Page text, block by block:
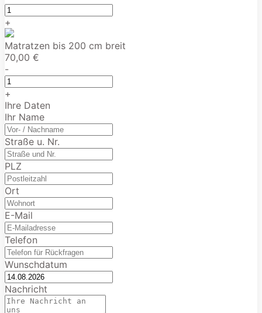
+
Matratzen bis 200 cm breit
70,00 €
-
+
Ihre Daten
Ihr Name
Straße u. Nr.
PLZ
Ort
E-Mail
Telefon
Wunschdatum
Nachricht